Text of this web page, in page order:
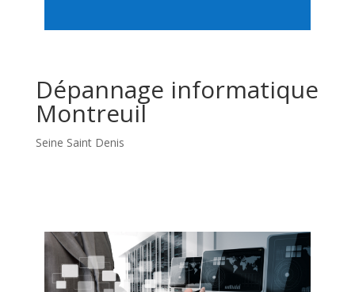
Dépannage informatique
Montreuil
Seine Saint Denis